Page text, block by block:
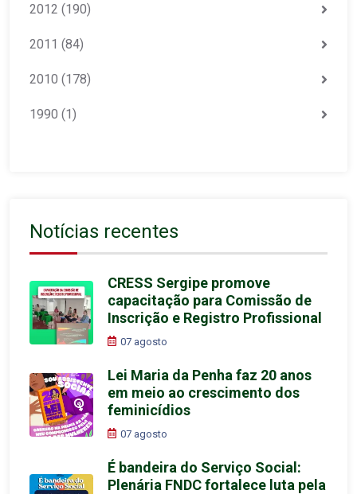
2012 (190)
2011 (84)
2010 (178)
1990 (1)
Notícias recentes
CRESS Sergipe promove
capacitação para Comissão de
Inscrição e Registro Profissional
07 agosto
Lei Maria da Penha faz 20 anos
em meio ao crescimento dos
feminicídios
07 agosto
É bandeira do Serviço Social:
Plenária FNDC fortalece luta pela